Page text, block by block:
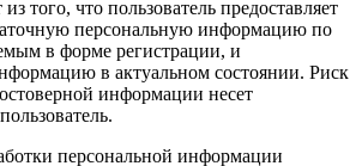
того, что пользователь предоставляет
персональную информацию по
в форме регистрации, и
в актуальном состоянии. Риск
информации несет
персональной информации